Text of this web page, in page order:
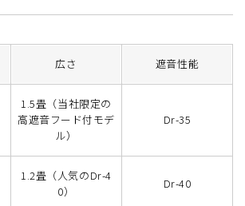
広さ 遮音性能
1.5畳（当社限定の
高遮音フード付モデ
ル）
Dr-35
1.2畳（人気のDr-4
0）
Dr-40